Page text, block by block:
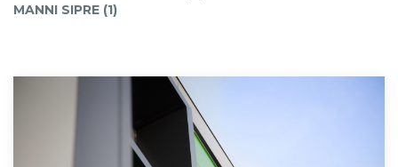
MANNI SIPRE (1)